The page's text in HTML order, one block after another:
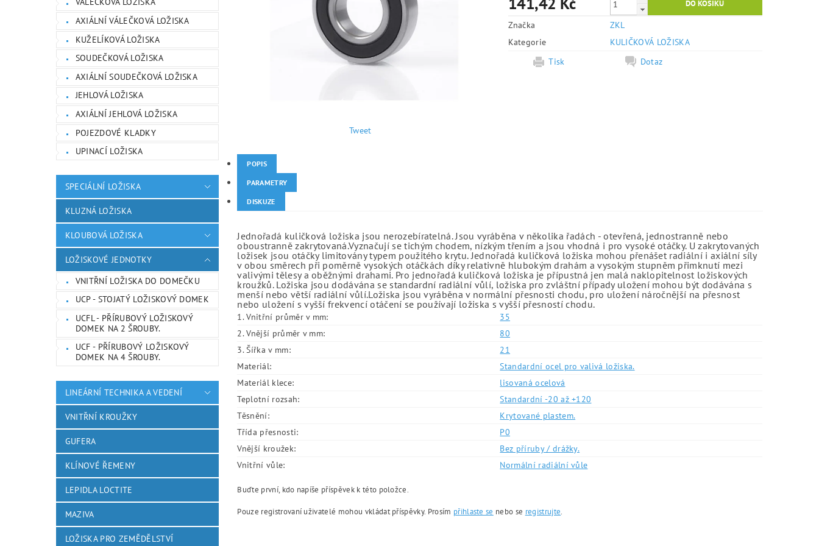
AXIÁLNÍ VÁLEČKOVÁ LOŽISKA
KUŽELÍKOVÁ LOŽISKA
SOUDEČKOVÁ LOŽISKA
AXIÁLNÍ SOUDEČKOVÁ LOŽISKA
JEHLOVÁ LOŽISKA
AXIÁLNÍ JEHLOVÁ LOŽISKA
POJEZDOVÉ KLADKY
UPINACÍ LOŽISKA
SPECIÁLNÍ LOŽISKA
KLUZNÁ LOŽISKA
KLOUBOVÁ LOŽISKA
LOŽISKOVÉ JEDNOTKY
VNITŘNÍ LOŽISKA DO DOMEČKU
UCP - STOJATÝ LOŽISKOVÝ DOMEK
UCFL - PŘÍRUBOVÝ LOŽISKOVÝ
DOMEK NA 2 ŠROUBY.
UCF - PŘÍRUBOVÝ LOŽISKOVÝ
DOMEK NA 4 ŠROUBY.
LINEÁRNÍ TECHNIKA A VEDENÍ
VNITŘNÍ KROUŽKY
GUFERA
KLÍNOVÉ ŘEMENY
LEPIDLA LOCTITE
MAZIVA
LOŽISKA PRO ZEMĚDĚLSTVÍ
Tweet
Značka
ZKL
Kategorie
KULIČKOVÁ LOŽISKA
Tisk
Dotaz
POPIS
PARAMETRY
DISKUZE
Jednořadá kuličková ložiska jsou nerozebíratelná. Jsou vyráběna v několika řadách - otevřená, jednostranně nebo
oboustranně zakrytovaná.Vyznačují se tichým chodem, nízkým třením a jsou vhodná i pro vysoké otáčky. U zakrytovaných
ložisek jsou otáčky limitovány typem použitého krytu. Jednořadá kuličková ložiska mohou přenášet radiální i axiální síly
v obou směrech při poměrně vysokých otáčkách díky relativně hlubokým drahám a vysokým stupněm přimknutí mezi
valivými tělesy a oběžnými drahami. Pro jednořadá kuličková ložiska je přípustná jen malá naklopitelnost ložiskových
kroužků. Ložiska jsou dodávána se standardní radiální vůlí, ložiska pro zvláštní případy uložení mohou být dodávána s
menší nebo větší radiální vůlí.Ložiska jsou vyráběna v normální přesnosti chodu, pro uložení náročnější na přesnost
nebo uložení s vyšší frekvencí otáčení se používají ložiska s vyšší přesností chodu.
1. Vnitřní průměr v mm:
35
2. Vnější průměr v mm:
80
3. Šířka v mm:
21
Materiál:
Standardní ocel pro valivá ložiska.
Materiál klece:
lisovaná ocelová
Teplotní rozsah:
Standardní -20 až +120
Těsnění:
Krytované plastem.
Třída přesnosti:
P0
Vnější kroužek:
Bez příruby / drážky.
Vnitřní vůle:
Normální radiální vůle
Buďte první, kdo napíše příspěvek k této položce.
Pouze registrovaní uživatelé mohou vkládat příspěvky. Prosím přihlaste se nebo se registrujte.